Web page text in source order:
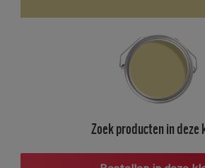
Zoek producten in deze